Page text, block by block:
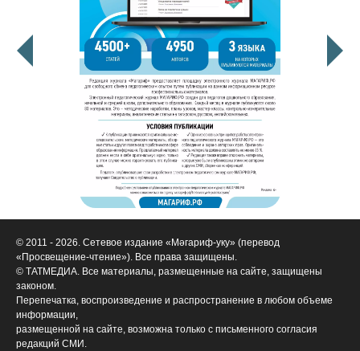
© 2011 - 2026. Сетевое издание «Мәгариф-уку» (перевод
«Просвещение-чтение»). Все права защищены.
© ТАТМЕДИА. Все материалы, размещенные на сайте, защищены
законом.
Перепечатка, воспроизведение и распространение в любом объеме
информации,
размещенной на сайте, возможна только с письменного согласия
редакций СМИ.